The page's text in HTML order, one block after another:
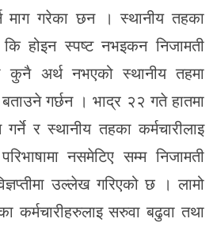
माग गरेका छन । स्थानीय तहका
कि होइन स्पष्ट नभइकन निजामती
कुनै अर्थ नभएको स्थानीय तहमा
गर्छन । भाद्र २२ गते हातमा
र स्थानीय तहका कर्मचारीलाइ
नसमेटिए सम्म निजामती
उल्लेख गरिएको छ । लामो
कर्मचारीहरुलाइ सरुवा बढुवा तथा